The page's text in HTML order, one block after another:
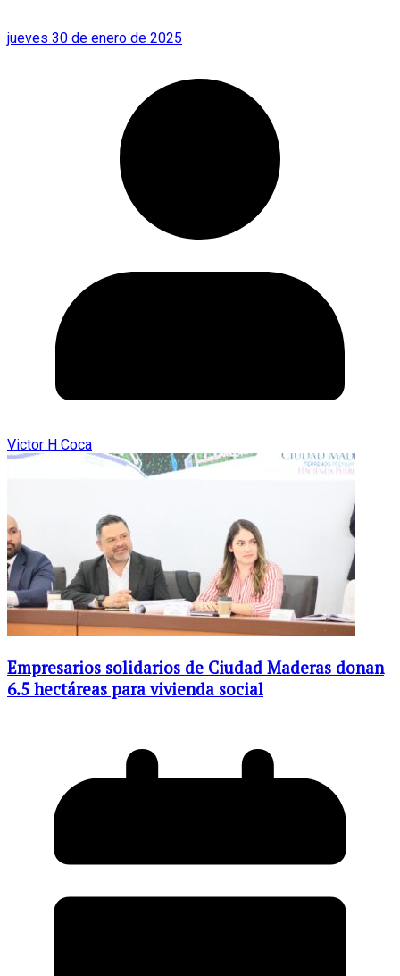
jueves 30 de enero de 2025
Victor H Coca
Empresarios solidarios de Ciudad Maderas donan
6.5 hectáreas para vivienda social